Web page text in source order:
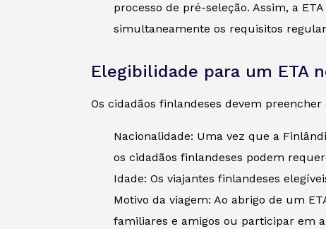
processo de pré-seleção. Assim, a
simultaneamente os requisitos
Elegibilidade para um ETA
Os cidadãos finlandeses devem
Nacionalidade: Uma vez que a
os cidadãos finlandeses podem
Idade: Os viajantes finlandeses
Motivo da viagem: Ao abrigo de um
familiares e amigos ou participar em